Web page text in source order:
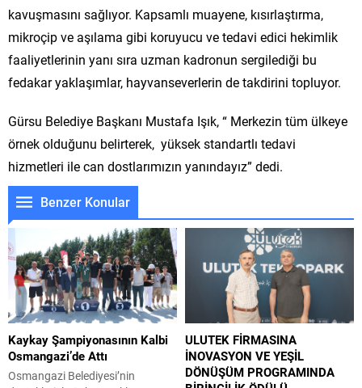
kavuşmasını sağlıyor. Kapsamlı muayene, kısırlaştırma,
mikroçip ve aşılama gibi koruyucu ve tedavi edici hekimlik
faaliyetlerinin yanı sıra uzman kadronun sergilediği bu
fedakar yaklaşımlar, hayvanseverlerin de takdirini topluyor.
Gürsu Belediye Başkanı Mustafa Işık, “ Merkezin tüm ülkeye
örnek olduğunu belirterek, yüksek standartlı tedavi
hizmetleri ile can dostlarımızın yanındayız” dedi.
Benzer Konular
Kaykay Şampiyonasının Kalbi
Osmangazi’de Attı
Osmangazi Belediyesi’nin
ULUTEK FİRMASINA
İNOVASYON VE YEŞİL
DÖNÜŞÜM PROGRAMINDA